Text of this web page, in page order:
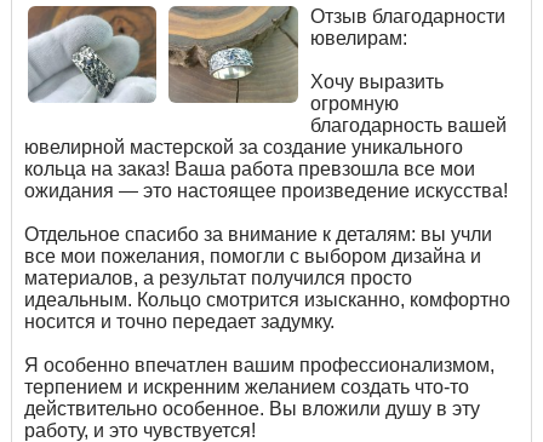
Отзыв благодарности
ювелирам:
Хочу выразить
огромную
благодарность вашей
ювелирной мастерской за создание уникального
кольца на заказ! Ваша работа превзошла все мои
ожидания — это настоящее произведение искусства!
Отдельное спасибо за внимание к деталям: вы учли
все мои пожелания, помогли с выбором дизайна и
материалов, а результат получился просто
идеальным. Кольцо смотрится изысканно, комфортно
носится и точно передает задумку.
Я особенно впечатлен вашим профессионализмом,
терпением и искренним желанием создать что-то
действительно особенное. Вы вложили душу в эту
работу, и это чувствуется!